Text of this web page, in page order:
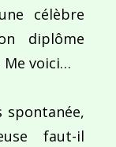
célèbre
diplôme
Me voici…
spontanée,
faut-il